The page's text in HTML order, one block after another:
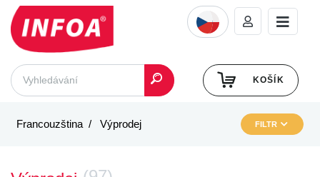
KOŠÍK
Francouzština Výprodej FILTR